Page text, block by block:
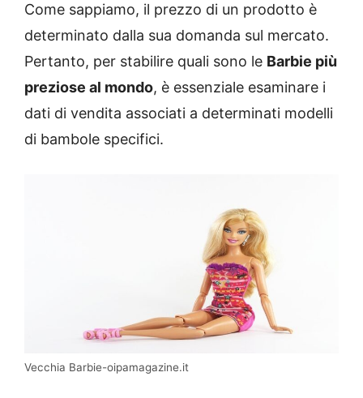
Come sappiamo, il prezzo di un prodotto è
determinato dalla sua domanda sul mercato.
Pertanto, per stabilire quali sono le Barbie più
preziose al mondo, è essenziale esaminare i
dati di vendita associati a determinati modelli
di bambole specifici.
Vecchia Barbie-oipamagazine.it